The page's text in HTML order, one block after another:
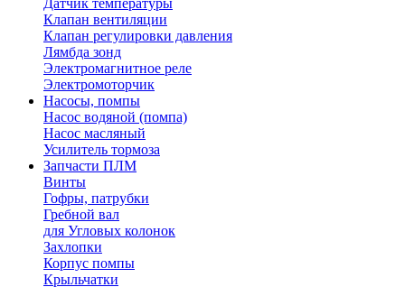
Датчик температуры
Клапан вентиляции
Клапан регулировки давления
Лямбда зонд
Электромагнитное реле
Электромоторчик
Насосы, помпы
Насос водяной (помпа)
Насос масляный
Усилитель тормоза
Запчасти ПЛМ
Винты
Гофры, патрубки
Гребной вал
для Угловых колонок
Захлопки
Корпус помпы
Крыльчатки